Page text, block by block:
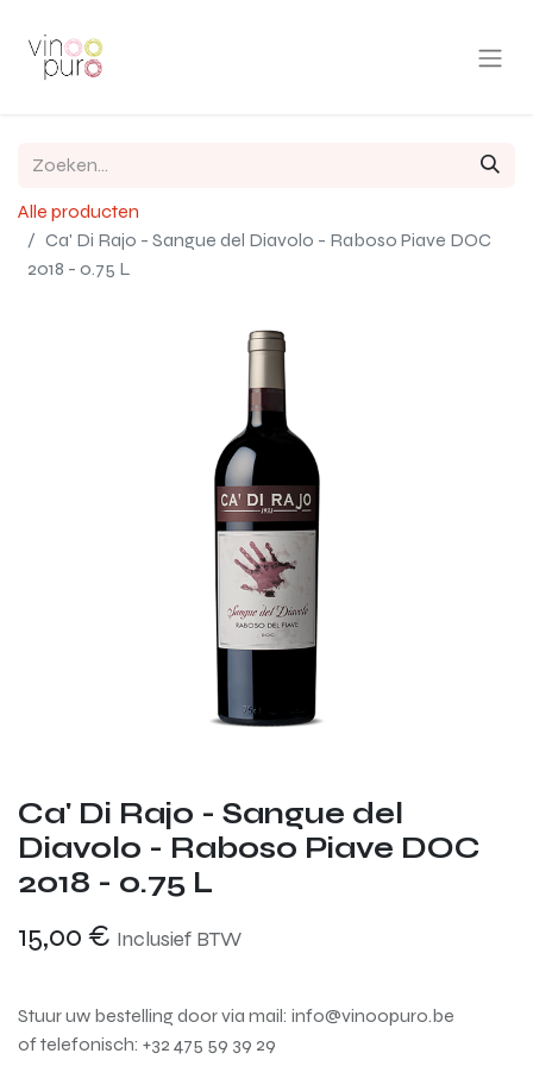
Alle producten
Ca' Di Rajo - Sangue del Diavolo - Raboso Piave DOC
2018 - 0.75 L
Ca' Di Rajo - Sangue del
Diavolo - Raboso Piave DOC
2018 - 0.75 L
15,00 € Inclusief BTW
Stuur uw bestelling door via mail: info@vinoopuro.be
of telefonisch: +32 475 59 39 29